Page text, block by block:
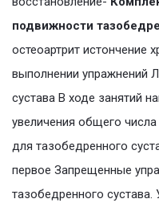
подвижности
остеоартрит
выполнении упражнений
сустава В ходе занятий
увеличения общего
для тазобедренного
первое Запрещенные
тазобедренного